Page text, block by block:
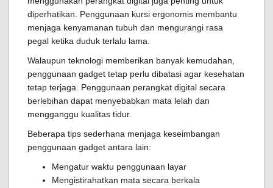
diperhatikan. Penggunaan kursi ergonomis membantu
menjaga kenyamanan tubuh dan mengurangi rasa
pegal ketika duduk terlalu lama.
Walaupun teknologi memberikan banyak kemudahan,
penggunaan gadget tetap perlu dibatasi agar kesehatan
tetap terjaga. Penggunaan perangkat digital secara
berlebihan dapat menyebabkan mata lelah dan
mengganggu kualitas tidur.
Beberapa tips sederhana menjaga keseimbangan
penggunaan gadget antara lain:
Mengatur waktu penggunaan layar
Mengistirahatkan mata secara berkala